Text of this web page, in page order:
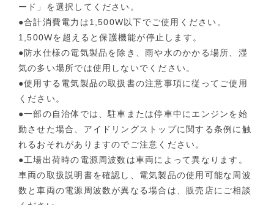
ード」を選択してください。
●合計消費電力は1,500W以下でご使用ください。
1,500Wを超えると保護機能が停止します。
●防水仕様の電気製品を除き、雨や水のかかる場所、湿
気の多い場所では使用しないでください。
●使用する電気製品の取扱書の注意事項に従ってご使用
ください。
●一部の自治体では、駐車または停車中にエンジンを始
動させた場合、アイドリングストップに関する条例に触
れるおそれがありますのでご注意ください。
●工場出荷時の電源周波数は車両によって異なります。
車両の取扱説明書を確認し、電気製品の使用可能な周波
数と車両の電源周波数が異なる場合は、販売店にご相談